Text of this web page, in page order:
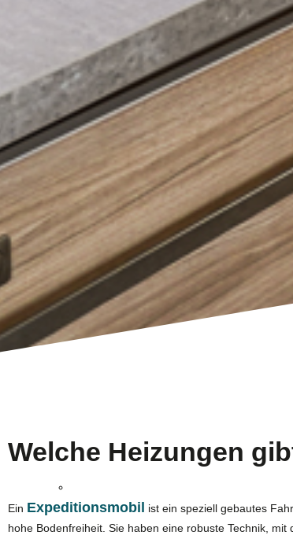
Welche Heizungen
Ein Expeditionsmobil
ist ein speziell gebautes
hohe Bodenfreiheit. Sie haben eine robuste Technik,